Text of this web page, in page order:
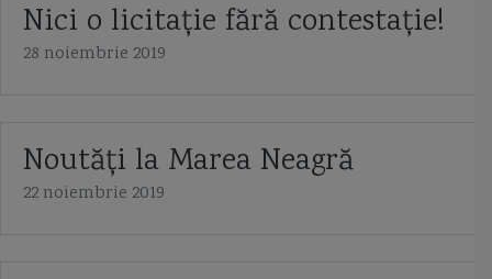
Nici o licitație fără contestație!
28 noiembrie 2019
Noutăți la Marea Neagră
22 noiembrie 2019